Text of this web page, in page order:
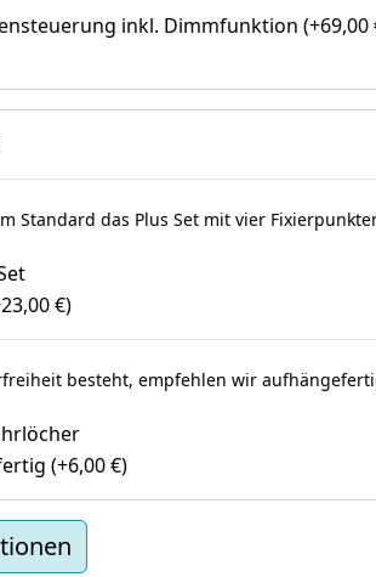
inkl. Dimmfunktion (+69,00
Standard das Plus Set mit vier
23,00€)
besteht, empfehlen wir
(+6,00€)